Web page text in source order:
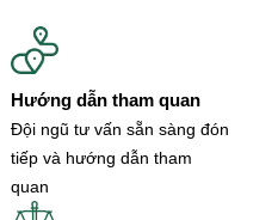
Hướng dẫn tham quan
Đội ngũ tư vấn sẵn sàng đón
tiếp và hướng dẫn tham
quan